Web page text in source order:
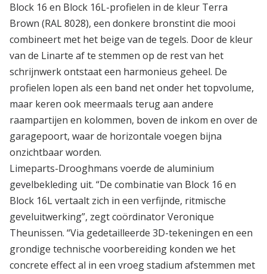
Block 16 en Block 16L-profielen in de kleur Terra
Brown (RAL 8028), een donkere bronstint die mooi
combineert met het beige van de tegels. Door de kleur
van de Linarte af te stemmen op de rest van het
schrijnwerk ontstaat een harmonieus geheel. De
profielen lopen als een band net onder het topvolume,
maar keren ook meermaals terug aan andere
raampartijen en kolommen, boven de inkom en over de
garagepoort, waar de horizontale voegen bijna
onzichtbaar worden.
Limeparts-Drooghmans voerde de aluminium
gevelbekleding uit. “De combinatie van Block 16 en
Block 16L vertaalt zich in een verfijnde, ritmische
geveluitwerking”, zegt coördinator Veronique
Theunissen. “Via gedetailleerde 3D-tekeningen en een
grondige technische voorbereiding konden we het
concrete effect al in een vroeg stadium afstemmen met